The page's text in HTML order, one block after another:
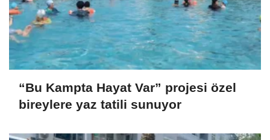
“Bu Kampta Hayat Var” projesi özel
bireylere yaz tatili sunuyor